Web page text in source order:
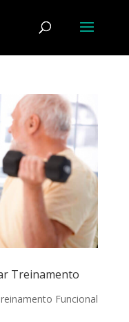
Treinamento
Funcional